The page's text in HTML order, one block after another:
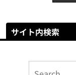
サイト内検索